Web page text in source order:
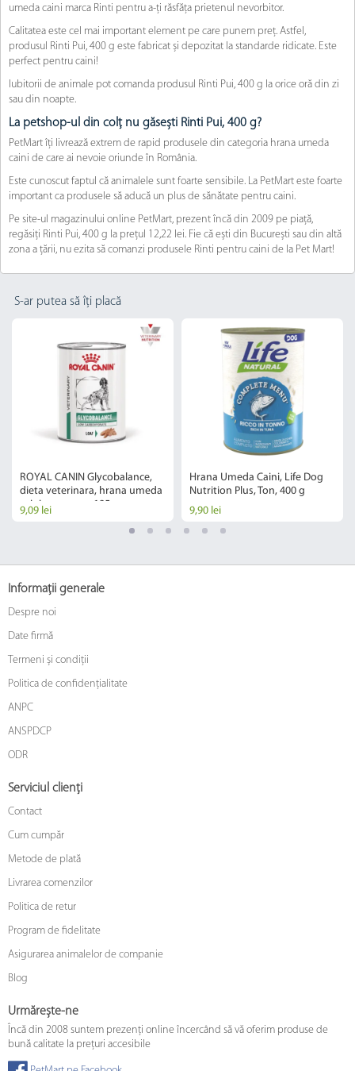
umeda caini marca Rinti pentru a-ți răsfăța prietenul nevorbitor.
Calitatea este cel mai important element pe care punem preț. Astfel,
produsul Rinti Pui, 400 g este fabricat și depozitat la standarde ridicate. Este
perfect pentru caini!
Iubitorii de animale pot comanda produsul Rinti Pui, 400 g la orice oră din zi
sau din noapte.
La petshop-ul din colț nu găsești Rinti Pui, 400 g?
PetMart îți livrează extrem de rapid produsele din categoria hrana umeda
caini de care ai nevoie oriunde în România.
Este cunoscut faptul că animalele sunt foarte sensibile. La PetMart este foarte
important ca produsele să aducă un plus de sănătate pentru caini.
Pe site-ul magazinului online PetMart, prezent încă din 2009 pe piață,
regăsiți Rinti Pui, 400 g la prețul 12,22 lei. Fie că ești din București sau din altă
zona a țării, nu ezita să comanzi produsele Rinti pentru caini de la Pet Mart!
S-ar putea să îți placă
ROYAL CANIN Glycobalance,
dieta veterinara, hrana umeda
caini, conserva, 195 g
9,09 lei
Hrana Umeda Caini, Life Dog
Nutrition Plus, Ton, 400 g
9,90 lei
Informații generale
Despre noi
Date firmă
Termeni și condiții
Politica de confidențialitate
ANPC
ANSPDCP
ODR
Serviciul clienți
Contact
Cum cumpăr
Metode de plată
Livrarea comenzilor
Politica de retur
Program de fidelitate
Asigurarea animalelor de companie
Blog
Urmărește-ne
Încă din 2008 suntem prezenți online încercând să vă oferim produse de
bună calitate la prețuri accesibile